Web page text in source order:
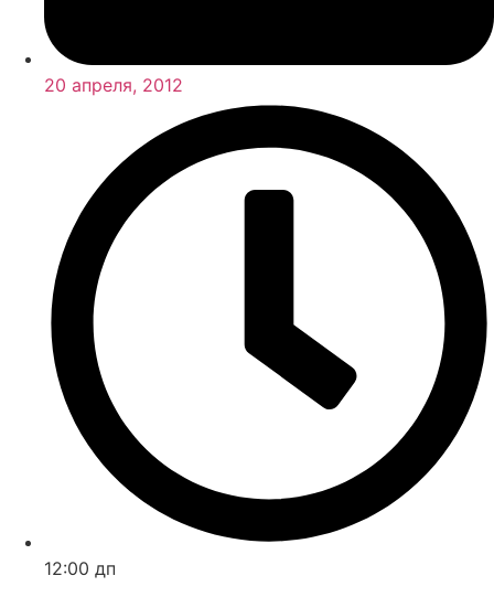
20 апреля, 2012
12:00 дп